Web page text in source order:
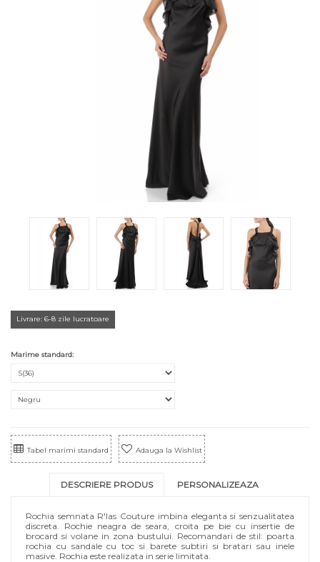
Livrare: 6-8 zile lucratoare
Marime standard:
Tabel marimi standard Adauga la Wishlist
DESCRIERE PRODUS PERSONALIZEAZA
Rochia semnata R'Ias Couture imbina eleganta si senzualitatea
discreta. Rochie neagra de seara, croita pe bie cu insertie de
brocard si volane in zona bustului. Recomandari de stil: poarta
rochia cu sandale cu toc si barete subtiri si bratari sau inele
masive. Rochia este realizata in serie limitata.